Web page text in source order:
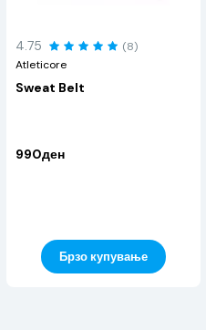
4.75
(8)
Atleticore
Sweat Belt
990ден
Брзо купување